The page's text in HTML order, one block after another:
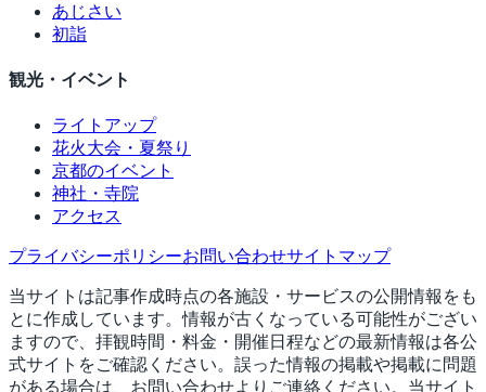
あじさい
初詣
観光・イベント
ライトアップ
花火大会・夏祭り
京都のイベント
神社・寺院
アクセス
プライバシーポリシーお問い合わせサイトマップ
当サイトは記事作成時点の各施設・サービスの公開情報をも
とに作成しています。情報が古くなっている可能性がござい
ますので、拝観時間・料金・開催日程などの最新情報は各公
式サイトをご確認ください。誤った情報の掲載や掲載に問題
がある場合は、お問い合わせよりご連絡ください。当サイト